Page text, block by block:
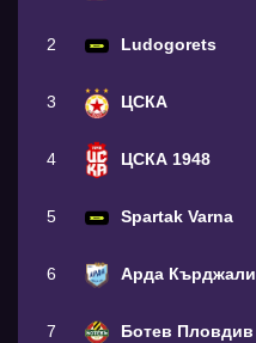
2 Ludogorets
3 ЦСКА
4 ЦСКА 1948
5 Spartak Varna
6 Арда Кърджали
7 Ботев Пловдив